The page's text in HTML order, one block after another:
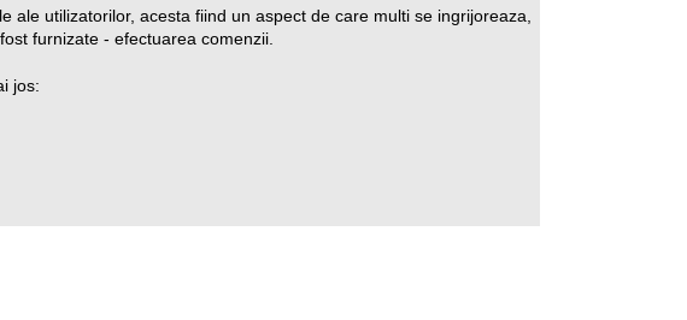
utilizatorilor, acesta fiind un aspect de care multi se ingrijoreaza,
furnizate - efectuarea comenzii.
jos: